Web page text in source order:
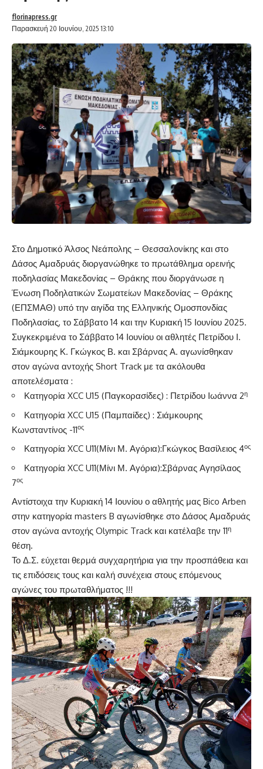
Παρασκευή 20 Ιουνίου, 2025 13:10
florinapress.gr
Στο Δημοτικό Άλσος Νεάπολης – Θεσσαλονίκης και στο
Δάσος Αμαδρυάς διοργανώθηκε το πρωτάθλημα ορεινής
ποδηλασίας Μακεδονίας – Θράκης που διοργάνωσε η
Ένωση Ποδηλατικών Σωματείων Μακεδονίας – Θράκης
(ΕΠΣΜΑΘ) υπό την αιγίδα της Ελληνικής Ομοσπονδίας
Ποδηλασίας, το Σάββατο 14 και την Κυριακή 15 Ιουνίου 2025.
Συγκεκριμένα το Σάββατο 14 Ιουνίου οι αθλητές Πετρίδου Ι.
Σιάμκουρης Κ. Γκώγκος Β. και Σβάρνας Α. αγωνίσθηκαν
στον αγώνα αντοχής Short Track με τα ακόλουθα
αποτελέσματα :
Κατηγορία XCC U15 (Παγκορασίδες) : Πετρίδου Ιωάννα 2η
Κατηγορία XCC U15 (Παμπαίδες) : Σιάμκουρης
Κωνσταντίνος -11ος
Κατηγορία XCC U11(Μίνι Μ. Αγόρια):Γκώγκος Βασίλειος 4ος
Κατηγορία XCC U11(Μίνι Μ. Αγόρια):Σβάρνας Αγησίλαος
7ος
Αντίστοιχα την Κυριακή 14 Ιουνίου ο αθλητής μας Bico Arben
στην κατηγορία masters B αγωνίσθηκε στο Δάσος Αμαδρυάς
στον αγώνα αντοχής Olympic Track και κατέλαβε την 11η
θέση.
Το Δ.Σ. εύχεται θερμά συγχαρητήρια για την προσπάθεια και
τις επιδόσεις τους και καλή συνέχεια στους επόμενους
αγώνες του πρωταθλήματος !!!